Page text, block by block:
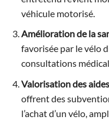
véhicule motorisé.
Amélioration de la
favorisée par le vélo
consultations
Valorisation des
offrent des
l’achat d’un vélo,